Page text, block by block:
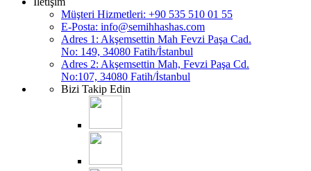
Müşteri Hizmetleri: +90 535 510 01 55
E-Posta: info@semihhashas.com
Adres 1: Akşemsettin Mah Fevzi Paşa Cad.
No: 149, 34080 Fatih/İstanbul
Adres 2: Akşemsettin Mah, Fevzi Paşa Cd.
No:107, 34080 Fatih/İstanbul
Bizi Takip Edin